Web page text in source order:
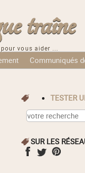
traîne
vous aider ...
Communiqués
TESTER
SUR LES